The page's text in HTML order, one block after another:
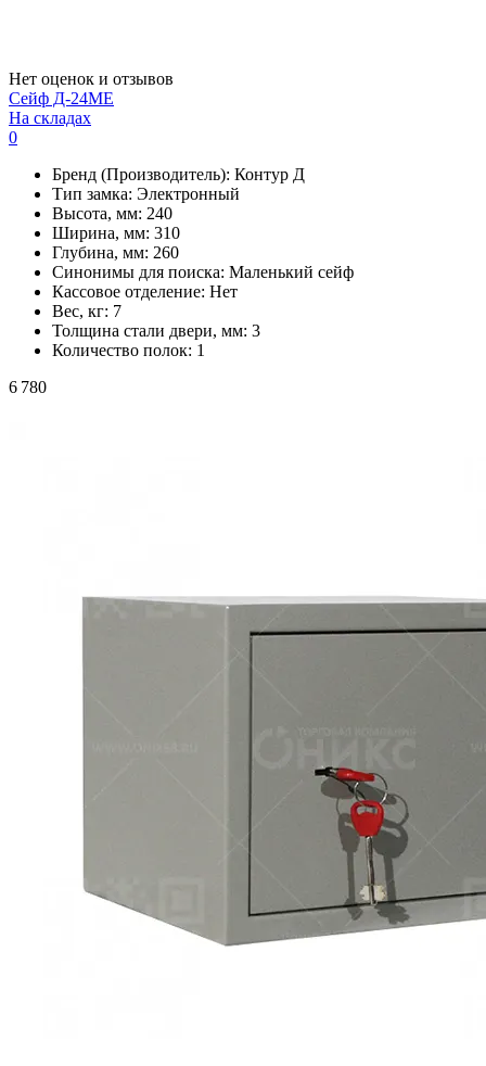
Нет оценок и отзывов
Сейф Д-24МЕ
На складах
0
Бренд (Производитель): Контур Д
Тип замка: Электронный
Высота, мм: 240
Ширина, мм: 310
Глубина, мм: 260
Синонимы для поиска: Маленький сейф
Кассовое отделение: Нет
Вес, кг: 7
Толщина стали двери, мм: 3
Количество полок: 1
6 780